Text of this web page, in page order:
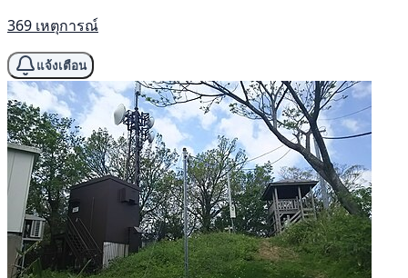
369 เหตุการณ์
แจ้งเตือน